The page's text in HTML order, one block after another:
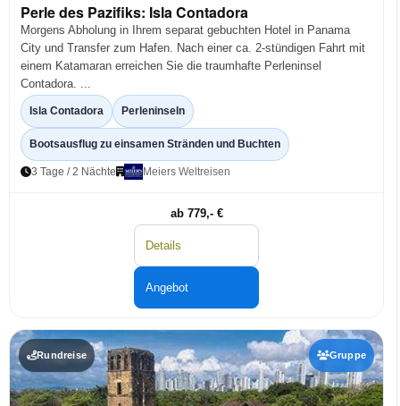
Perle des Pazifiks: Isla Contadora
Morgens Abholung in Ihrem separat gebuchten Hotel in Panama
City und Transfer zum Hafen. Nach einer ca. 2-stündigen Fahrt mit
einem Katamaran erreichen Sie die traumhafte Perleninsel
Contadora. ...
Isla Contadora Perleninseln
Bootsausflug zu einsamen Stränden und Buchten
3 Tage / 2 Nächte Meiers Weltreisen
ab 779,- €
Details
Angebot
Rundreise Gruppe